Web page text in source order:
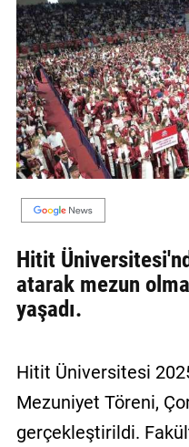
SİYASET
EKONOMİ
DÜNYA
MAGAZİN
GALERİ
VİDEO
YAZARLAR
BİZE
ULAŞIN
İletişim
Gizlilik
Hitit
atarak mezun
yaşadı.
Hitit Üniversitesi
Mezuniyet Töreni,
gerçekleştirildi.